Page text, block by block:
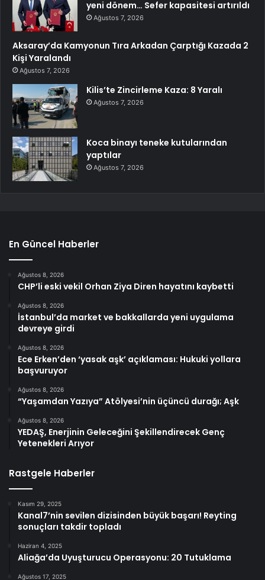
yeni dönem… Sefer kapasitesi artırıldı
Ağustos 7, 2026
Aksaray’da Kamyonun Tıra Arkadan Çarptığı Kazada 2
Kişi Yaralandı
Ağustos 7, 2026
Kilis’te Zincirleme Kaza: 8 Yaralı
Ağustos 7, 2026
Koca binayı teneke kutularından
yaptılar
Ağustos 7, 2026
En Güncel Haberler
Ağustos 8, 2026
CHP’li eski vekil Orhan Ziya Diren hayatını kaybetti
Ağustos 8, 2026
İstanbul’da market ve bakkallarda yeni uygulama
devreye girdi
Ağustos 8, 2026
Ece Erken’den ‘yasak aşk’ açıklaması: Hukuki yollara
başvuruyor
Ağustos 8, 2026
“Yaşamdan Yazıya” Atölyesi’nin üçüncü durağı; Aşk
Ağustos 8, 2026
YEDAŞ, Enerjinin Geleceğini Şekillendirecek Genç
Yetenekleri Arıyor
Rastgele Haberler
Kasım 29, 2025
Kanal7’nin sevilen dizisinden büyük başarı! Reyting
sonuçları takdir topladı
Haziran 4, 2025
Aliağa’da Uyuşturucu Operasyonu: 20 Tutuklama
Ağustos 17, 2025